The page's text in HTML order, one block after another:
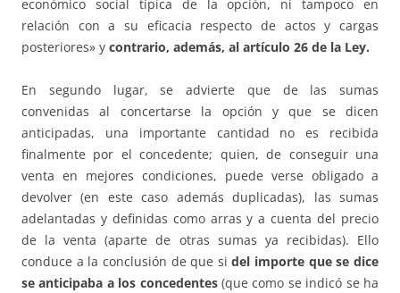
económico social típica de la opción, ni tampoco en
relación con a su eficacia respecto de actos y cargas
posteriores» y contrario, además, al artículo 26 de la Ley.
En segundo lugar, se advierte que de las sumas
convenidas al concertarse la opción y que se dicen
anticipadas, una importante cantidad no es recibida
finalmente por el concedente; quien, de conseguir una
venta en mejores condiciones, puede verse obligado a
devolver (en este caso además duplicadas), las sumas
adelantadas y definidas como arras y a cuenta del precio
de la venta (aparte de otras sumas ya recibidas). Ello
conduce a la conclusión de que sidel importe que se dice
se anticipaba a los concedentes(que como se indicó se ha